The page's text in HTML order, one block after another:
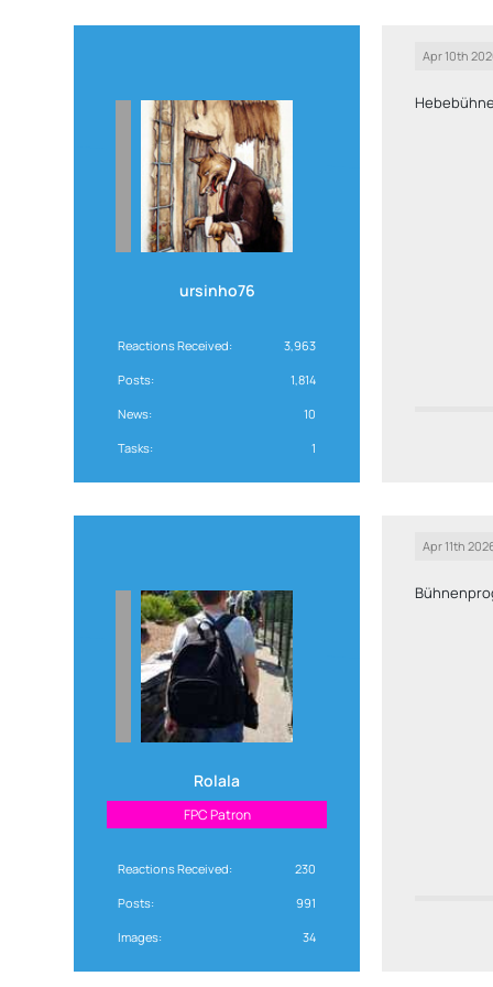
ursinho76
Reactions Received 3,963
Posts 1,814
News 10
Tasks 1
Apr 10th
Hebebühne
Rolala
FPC Patron
Reactions Received 230
Posts 991
Images 34
Apr 11th